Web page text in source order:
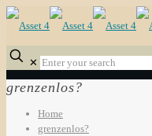
✕
grenzenlos?
Home
grenzenlos?